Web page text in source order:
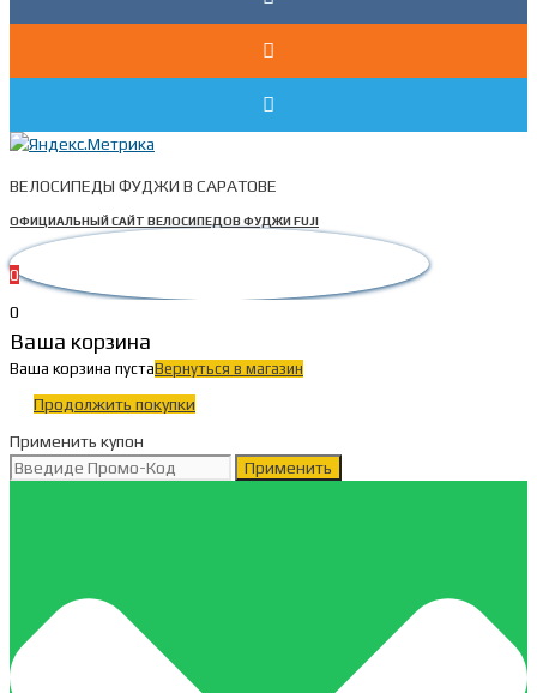
ВЕЛОСИПЕДЫ ФУДЖИ В САРАТОВЕ
ОФИЦИАЛЬНЫЙ САЙТ ВЕЛОСИПЕДОВ ФУДЖИ FUJI
0
0
Ваша корзина
Ваша корзина пустаВернуться в магазин
Продолжить покупки
Применить купон
Применить